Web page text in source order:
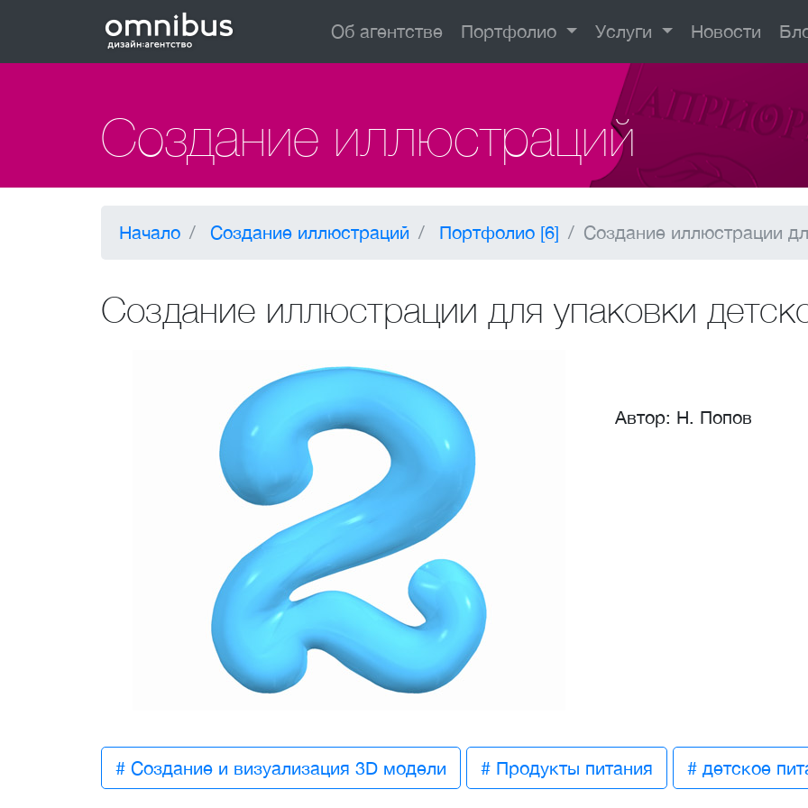
Об агентстве Портфолио Услуги Новости
Создание иллюстраций
Начало Создание иллюстраций Портфолио [6] Создание иллюстрации
Создание иллюстрации для упаковки
Автор: Н. Попов
# Создание и визуализация 3D модели # Продукты питания # детское